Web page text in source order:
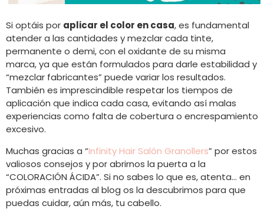
Si optáis por aplicar el color en casa, es fundamental
atender a las cantidades y mezclar cada tinte,
permanente o demi, con el oxidante de su misma
marca, ya que están formulados para darle estabilidad y
“mezclar fabricantes” puede variar los resultados.
También es imprescindible respetar los tiempos de
aplicación que indica cada casa, evitando así malas
experiencias como falta de cobertura o encrespamiento
excesivo.
Muchas gracias a “Infinity Hair Salón Granollers” por estos
valiosos consejos y por abrirnos la puerta a la
“COLORACIÓN ÁCIDA”. Si no sabes lo que es, atenta… en
próximas entradas al blog os la descubrimos para que
puedas cuidar, aún más, tu cabello.